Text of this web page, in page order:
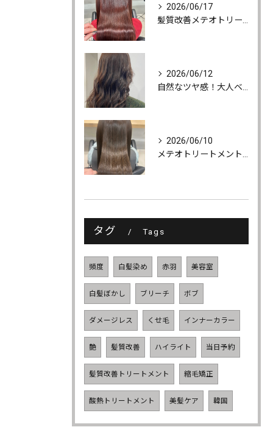
2026/06/17
2026/06/12
2026/06/10
タグ Tags
頻度 白髪染め 赤羽 美容室
白髪ぼかし ブリーチ ボブ
ダメージレス くせ毛 インナーカラー
艶 髪質改善 ハイライト 当日予約
髪質改善トリートメント 縮毛矯正
酸熱トリートメント 美髪ケア 韓国